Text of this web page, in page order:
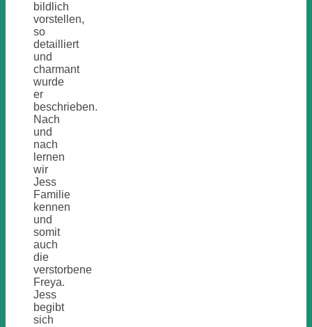
bildlich
vorstellen,
so
detailliert
und
charmant
wurde
er
beschrieben.
Nach
und
nach
lernen
wir
Jess
Familie
kennen
und
somit
auch
die
verstorbene
Freya.
Jess
begibt
sich